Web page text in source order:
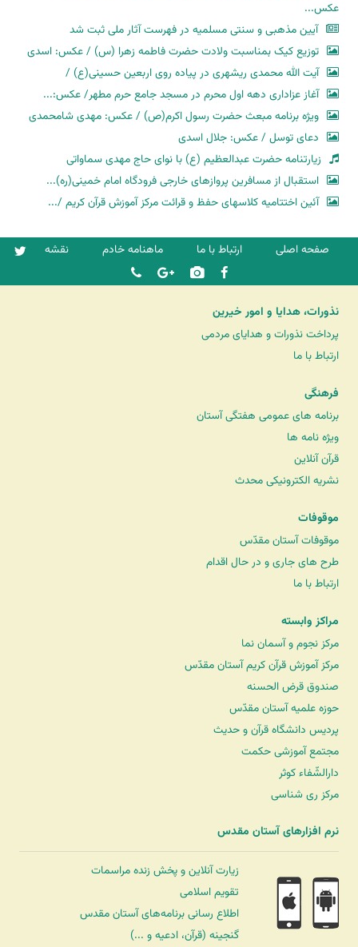
عکس...
آیین مذهبی و سنتی مسلمیه در فهرست آثار ملی ثبت شد
توزیع کیک بمناسبت ولادت حضرت فاطمه زهرا (س) / عکس: اسدی
آیت الله محمدی ریشهری در پیاده روی اربعین حسینی(ع) /
آغاز عزاداری دهه اول محرم در مسجد جامع حرم مطهر/ عکس:...
ویژه برنامه مبعث حضرت رسول اکرم(ص) / عکس: مهدی شامحمدی
دعای توسل / عکس: جلال اسدی
زیارتنامه حضرت عبدالعظیم (ع) با نوای حاج مهدی سماواتی
استقبال از مسافرین پروازهای خارجی فرودگاه امام خمینی(ره)...
آئین اختتامیه کلاسهای حفظ و قرائت مرکز آموزش قرآن کریم /...
صفحه اصلی ارتباط با ما ماهنامه خادم نقشه
نذورات، هدایا و امور خیرین
پرداخت نذورات و هدایای مردمی
ارتباط با ما
فرهنگی
برنامه های عمومی هفتگی آستان
ویژه نامه ها
قرآن آنلاین
نشریه الکترونیکی محدث
موقوفات
موقوفات آستان مقدّس
طرح های جاری و در حال اقدام
ارتباط با ما
مراکز وابسته
مرکز نجوم و آسمان نما
مرکز آموزش قرآن کریم آستان مقدّس
صندوق قرض الحسنه
حوزه علمیه آستان مقدّس
پردیس دانشگاه قرآن و حدیث
مجتمع آموزشی حکمت
دارالشّفاء کوثر
مرکز ری شناسی
نرم افزارهای آستان مقدس
زیارت آنلاین و پخش زنده مراسمات
تقویم اسلامی
اطلاع رسانی برنامه‌های آستان مقدس
گنجینه (قرآن، ادعیه و ...)